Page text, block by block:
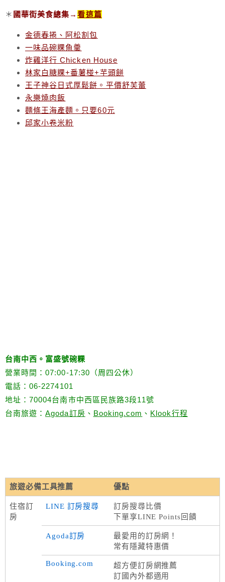
＊ 國華街美食總集→看這篇
金德春捲、阿松割包
一味品碗粿魚羹
炸雞洋行 Chicken House
林家白糖粿+番薯椪+芋頭餅
王子神谷日式厚鬆餅。平價舒芙蕾
永樂燒肉飯
麵條王海產麵。只要60元
邱家小卷米粉
台南中西。富盛號碗粿
營業時間：07:00-17:30（周四公休）
電話：06-2274101
地址：70004台南市中西區民族路3段11號
台南旅遊：Agoda訂房 、 Booking.com 、 Klook行程
旅遊必備工具推薦 優點
住宿訂
房
LINE 訂房搜尋
訂房搜尋比價
下單享LINE Points回饋
Agoda訂房
最愛用的訂房網！
常有隱藏特惠價
Booking.com
超方便訂房網推薦
訂國內外都適用